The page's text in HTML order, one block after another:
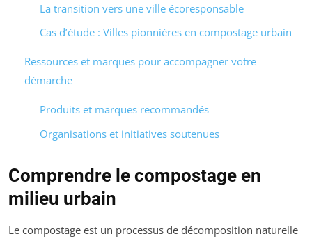
La transition vers une ville écoresponsable
Cas d’étude : Villes pionnières en compostage urbain
Ressources et marques pour accompagner votre
démarche
Produits et marques recommandés
Organisations et initiatives soutenues
Comprendre le compostage en
milieu urbain
Le compostage est un processus de décomposition naturelle